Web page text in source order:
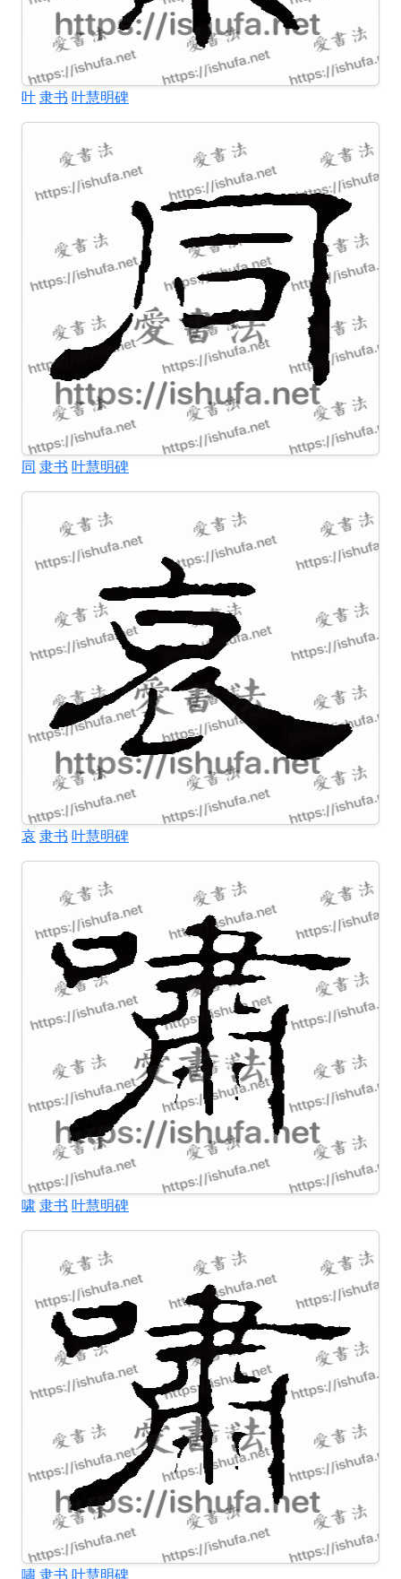
叶隶书 叶慧明碑
同 隶书 叶慧明碑
哀隶书 叶慧明碑
啸隶书 叶慧明碑
嘯隶书 叶慧明碑